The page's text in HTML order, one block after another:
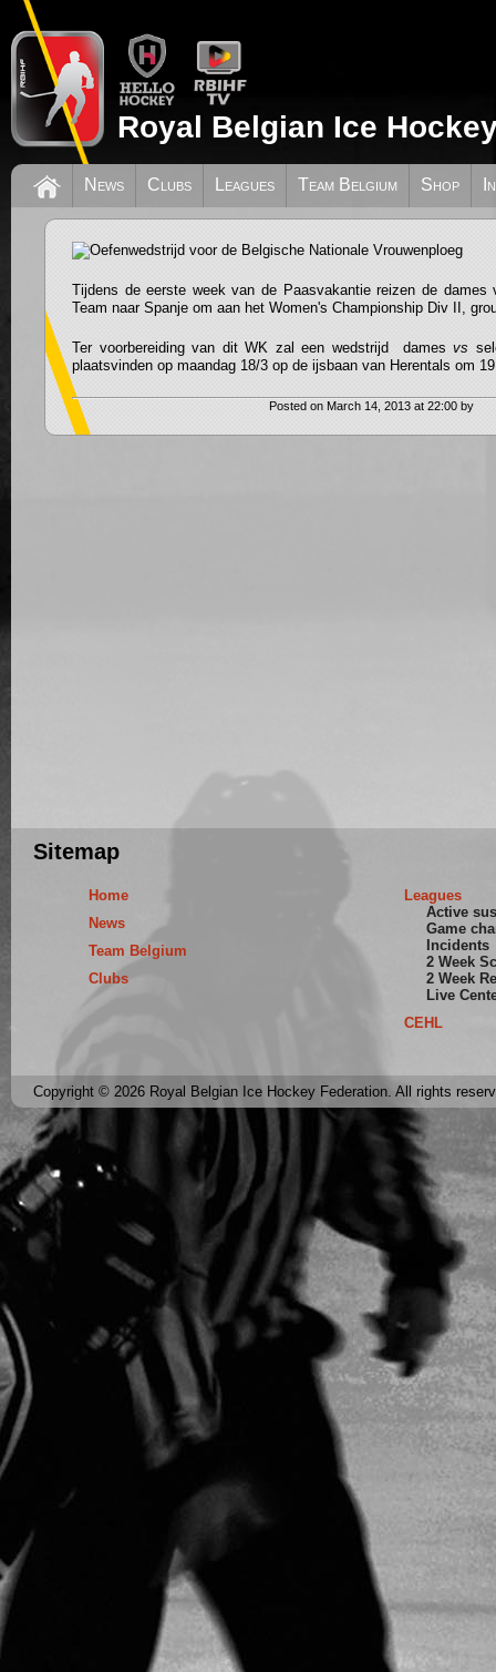
Royal Belgian Ice
News Clubs Leagues Team Belgium Shop
Oefenwedstrijd voor de Belgische
Vrouwenploeg
Tijdens de eerste week van de Paasvakantie reizen de dames
Team naar Spanje om aan het Women's Championship Div II,
Ter voorbereiding van dit WK zal een wedstrijd dames vs
plaatsvinden op maandag 18/3 op de ijsbaan van Herentals om
Posted on March 14, 2013 at 22:00 by
Sitemap
Home
News
Team Belgium
Clubs
Leagues
Active
Game
Incidents
2 Week
2 Week
Live
CEHL
Copyright © 2026 Royal Belgian Ice Hockey Federation. All rights